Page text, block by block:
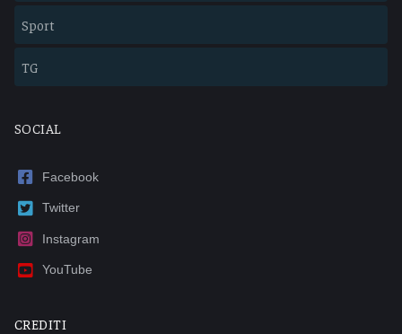
Sport
TG
SOCIAL
Facebook
Twitter
Instagram
YouTube
CREDITI